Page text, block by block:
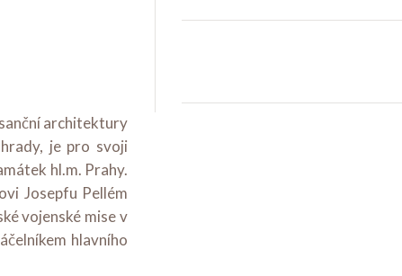
architektury
je pro svoji
hl.m. Prahy.
Josepfu Pellém
vojenské mise v
hlavního